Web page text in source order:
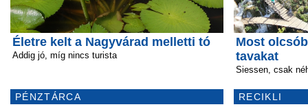
Életre kelt a Nagyvárad melletti tó
Addig jó, míg nincs turista
PÉNZTÁRCA
Most
tavakat
Siessen, csak
RECIKLI